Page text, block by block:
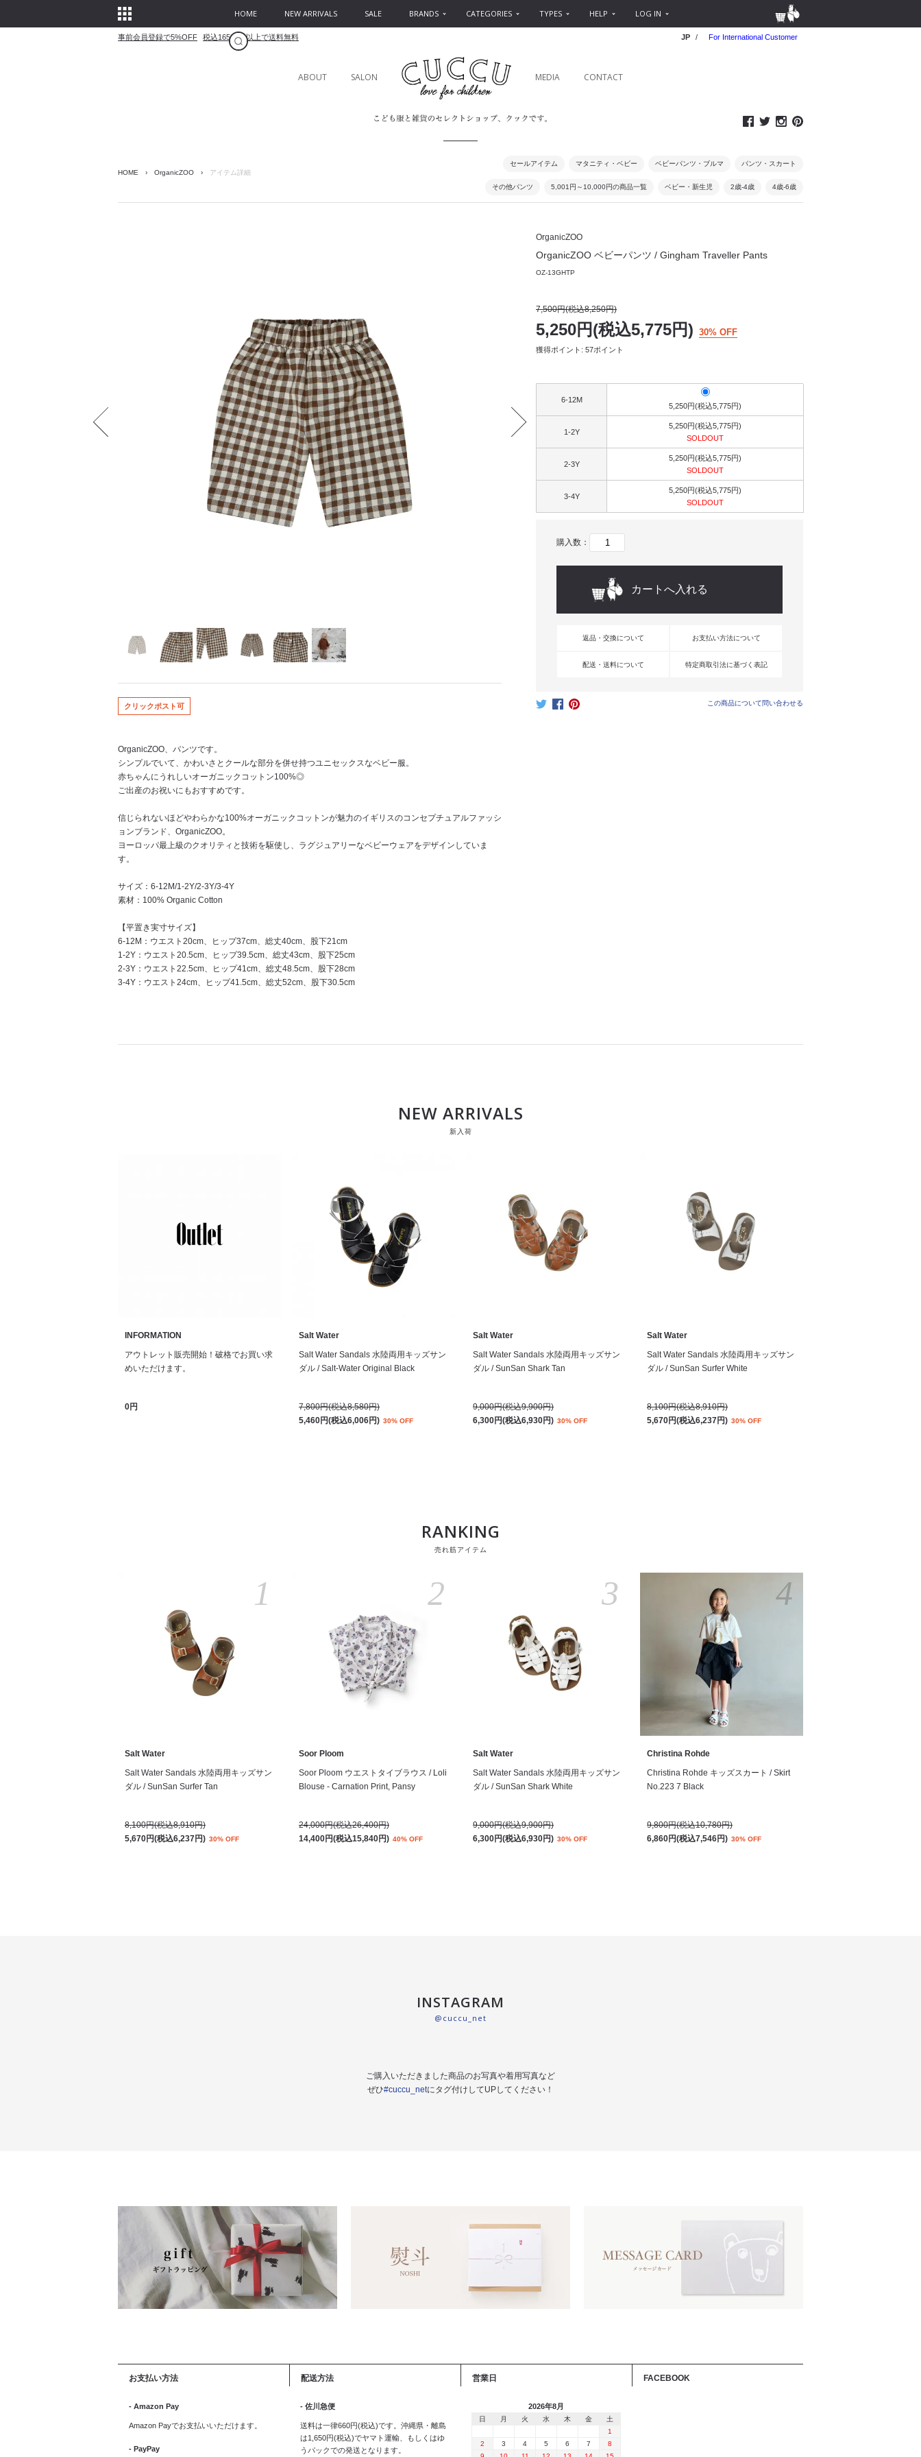
HOME NEW ARRIVALS SALE BRANDS CATEGORIES TYPES HELP LOG IN
事前会員登録で5%OFF 税込16500円以上で送料無料 JP / For International Customer
ABOUT SALON MEDIA CONTACT
HOME › OrganicZOO › アイテム詳細
セールアイテム マタニティ・ベビー ベビーパンツ・ブルマ パンツ・スカート
その他パンツ 5,001円～10,000円の商品一覧 ベビー・新生児 2歳-4歳 4歳-6歳
OrganicZOO
OrganicZOO ベビーパンツ / Gingham Traveller Pants
OZ-13GHTP
クリックポスト可
OrganicZOO、パンツです。
シンプルでいて、かわいさとクールな部分を併せ持つユニセックスなベビー服。
赤ちゃんにうれしいオーガニックコットン100%◎
ご出産のお祝いにもおすすめです。
信じられないほどやわらかな100%オーガニックコットンが魅力のイギリスのコンセプチュアルファッシ
ョンブランド、OrganicZOO。
ヨーロッパ最上級のクオリティと技術を駆使し、ラグジュアリーなベビーウェアをデザインしていま
す。
サイズ：6-12M/1-2Y/2-3Y/3-4Y
素材：100% Organic Cotton
【平置き実寸サイズ】
6-12M：ウエスト20cm、ヒップ37cm、総丈40cm、股下21cm
1-2Y：ウエスト20.5cm、ヒップ39.5cm、総丈43cm、股下25cm
2-3Y：ウエスト22.5cm、ヒップ41cm、総丈48.5cm、股下28cm
3-4Y：ウエスト24cm、ヒップ41.5cm、総丈52cm、股下30.5cm
7,500円(税込8,250円)
5,250円(税込5,775円) 30% OFF
獲得ポイント: 57ポイント
6-12M
5,250円(税込5,775円)
1-2Y
5,250円(税込5,775円)
SOLDOUT
2-3Y
5,250円(税込5,775円)
SOLDOUT
3-4Y
5,250円(税込5,775円)
SOLDOUT
購入数：
返品・交換について お支払い方法について
配送・送料について 特定商取引法に基づく表記
この商品について問い合わせる
NEW ARRIVALS
新入荷
INFORMATION
アウトレット販売開始！破格でお買い求
めいただけます。
0円
Salt Water
Salt Water Sandals 水陸両用キッズサン
ダル / Salt-Water Original Black
7,800円(税込8,580円)
5,460円(税込6,006円) 30% OFF
Salt Water
Salt Water Sandals 水陸両用キッズサン
ダル / SunSan Shark Tan
9,000円(税込9,900円)
6,300円(税込6,930円) 30% OFF
Salt Water
Salt Water Sandals 水陸両用キッズサン
ダル / SunSan Surfer White
8,100円(税込8,910円)
5,670円(税込6,237円) 30% OFF
RANKING
売れ筋アイテム
Salt Water
Salt Water Sandals 水陸両用キッズサン
ダル / SunSan Surfer Tan
8,100円(税込8,910円)
5,670円(税込6,237円) 30% OFF
1
Soor Ploom
Soor Ploom ウエストタイブラウス / Loli
Blouse - Carnation Print, Pansy
24,000円(税込26,400円)
14,400円(税込15,840円) 40% OFF
2
Salt Water
Salt Water Sandals 水陸両用キッズサン
ダル / SunSan Shark White
9,000円(税込9,900円)
6,300円(税込6,930円) 30% OFF
3
Christina Rohde
Christina Rohde キッズスカート / Skirt
No.223 7 Black
9,800円(税込10,780円)
6,860円(税込7,546円) 30% OFF
4
INSTAGRAM
@cuccu_net
ご購入いただきました商品のお写真や着用写真など
ぜひ#cuccu_netにタグ付けしてUPしてください！
お支払い方法
- Amazon Pay
Amazon Payでお支払いいただけます。
- PayPay
配送方法
- 佐川急便
送料は一律660円(税込)です。沖縄県・離島
は1,650円(税込)でヤマト運輸、もしくはゆ
うパックでの発送となります。
営業日
2026年8月
日 月 火 水 木 金
土
1
2
3 4 5 6 7
8
FACEBOOK